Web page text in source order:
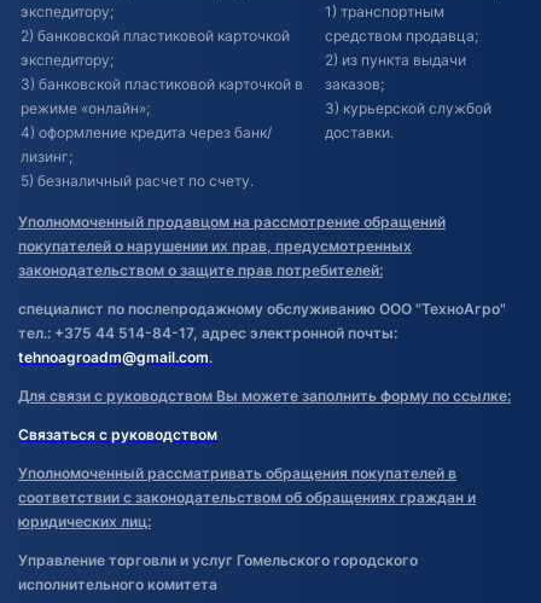
экспедитору;
2) банковской пластиковой карточкой
экспедитору;
3) банковской пластиковой карточкой в
режиме «онлайн»;
4) оформление кредита через банк/
лизинг;
5) безналичный расчет по счету.
1) транспортным
средством продавца;
2) из пункта выдачи
заказов;
3) курьерской службой
доставки.
Уполномоченный продавцом на рассмотрение обращений
покупателей о нарушении их прав, предусмотренных
законодательством о защите прав потребителей:
специалист по послепродажному обслуживанию ООО "ТехноАгро"
тел.: +375 44 514-84-17, адрес электронной почты:
tehnoagroadm@gmail.com.
Для связи с руководством Вы можете заполнить форму по ссылке:
Связаться с руководством
Уполномоченный рассматривать обращения покупателей в
соответствии с законодательством об обращениях граждан и
юридических лиц:
Управление торговли и услуг Гомельского городского
исполнительного комитета